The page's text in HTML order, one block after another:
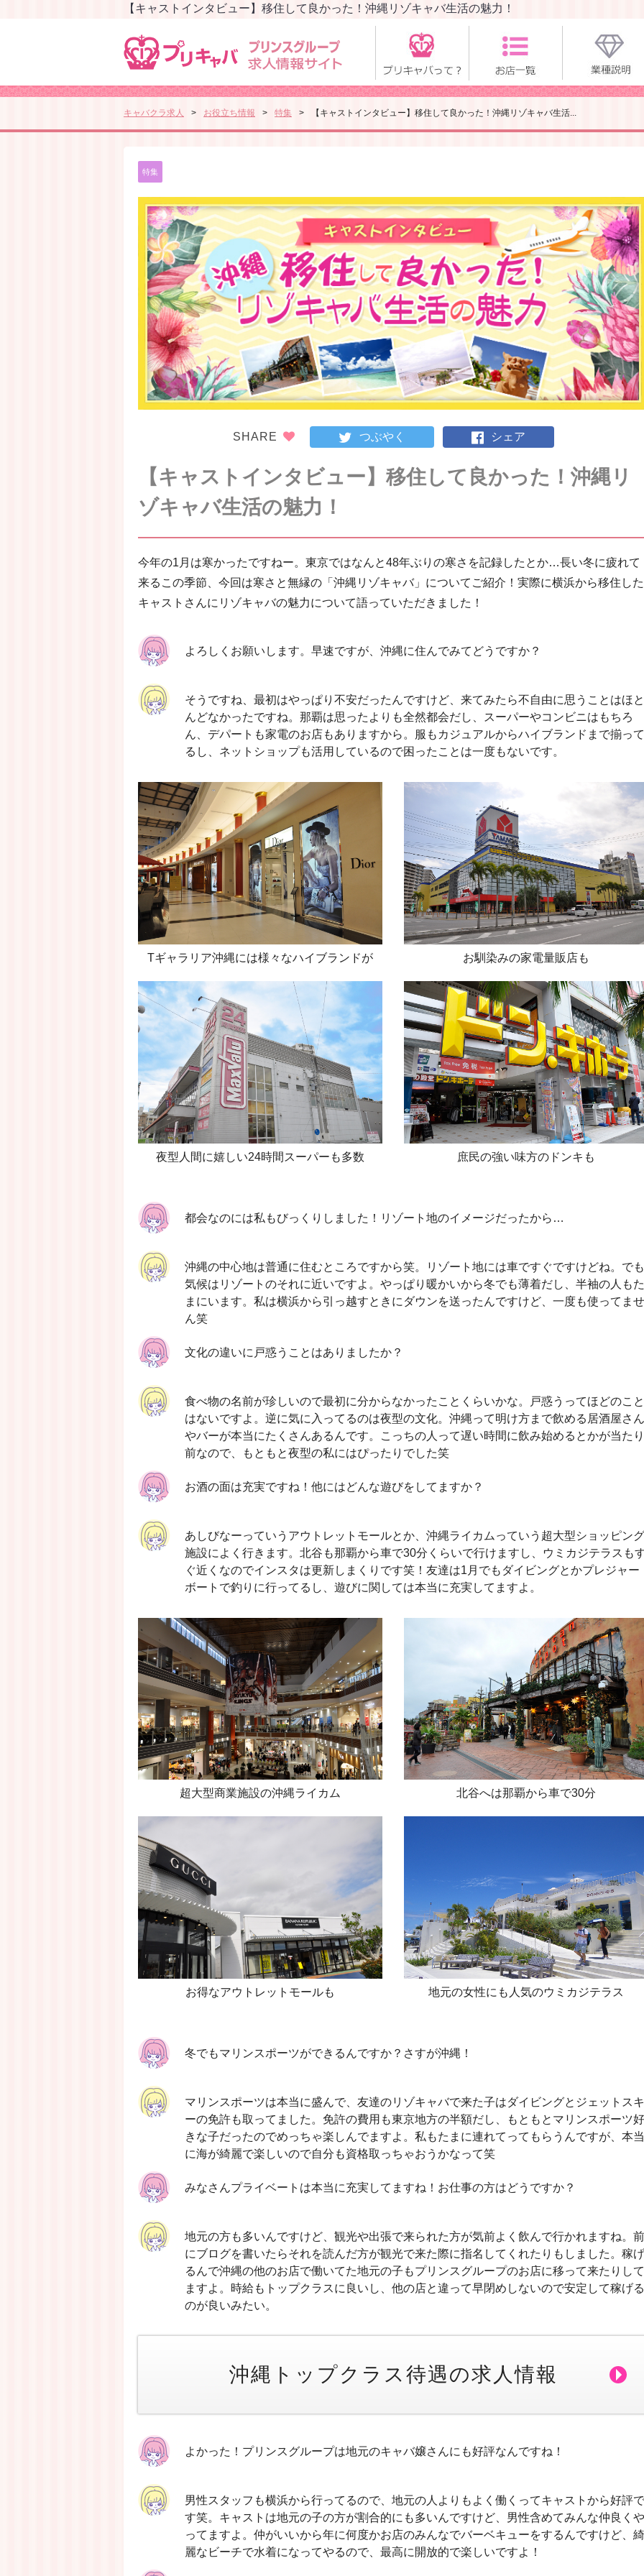
【キャストインタビュー】移住して良かった！沖縄リゾキャバ生活の魅力！
キャバクラ求人 お役立ち情報 特集 【キャストインタビュー】移住して良かった！沖縄リゾキャバ生活...
特集
SHARE つぶやく シェア
【キャストインタビュー】移住して良かった！沖縄リ
ゾキャバ生活の魅力！
今年の1月は寒かったですねー。東京ではなんと48年ぶりの寒さを記録したとか…長い冬に疲れて
来るこの季節、今回は寒さと無縁の「沖縄リゾキャバ」についてご紹介！実際に横浜から移住した
キャストさんにリゾキャバの魅力について語っていただきました！
よろしくお願いします。早速ですが、沖縄に住んでみてどうですか？
そうですね、最初はやっぱり不安だったんですけど、来てみたら不自由に思うことはほと
んどなかったですね。那覇は思ったよりも全然都会だし、スーパーやコンビニはもちろ
ん、デパートも家電のお店もありますから。服もカジュアルからハイブランドまで揃って
るし、ネットショップも活用しているので困ったことは一度もないです。
Tギャラリア沖縄には様々なハイブランドが お馴染みの家電量販店も
夜型人間に嬉しい24時間スーパーも多数 庶民の強い味方のドンキも
都会なのには私もびっくりしました！リゾート地のイメージだったから…
沖縄の中心地は普通に住むところですから笑。リゾート地には車ですぐですけどね。でも
気候はリゾートのそれに近いですよ。やっぱり暖かいから冬でも薄着だし、半袖の人もた
まにいます。私は横浜から引っ越すときにダウンを送ったんですけど、一度も使ってませ
ん笑
文化の違いに戸惑うことはありましたか？
食べ物の名前が珍しいので最初に分からなかったことくらいかな。戸惑うってほどのこと
はないですよ。逆に気に入ってるのは夜型の文化。沖縄って明け方まで飲める居酒屋さん
やバーが本当にたくさんあるんです。こっちの人って遅い時間に飲み始めるとかが当たり
前なので、もともと夜型の私にはぴったりでした笑
お酒の面は充実ですね！他にはどんな遊びをしてますか？
あしびなーっていうアウトレットモールとか、沖縄ライカムっていう超大型ショッピング
施設によく行きます。北谷も那覇から車で30分くらいで行けますし、ウミカジテラスも
ぐ近くなのでインスタは更新しまくりです笑！友達は1月でもダイビングとかプレジャー
ボートで釣りに行ってるし、遊びに関しては本当に充実してますよ。
超大型商業施設の沖縄ライカム 北谷へは那覇から車で30分
お得なアウトレットモールも 地元の女性にも人気のウミカジテラス
冬でもマリンスポーツができるんですか？さすが沖縄！
マリンスポーツは本当に盛んで、友達のリゾキャバで来た子はダイビングとジェットスキ
ーの免許も取ってました。免許の費用も東京地方の半額だし、もともとマリンスポーツ好
きな子だったのでめっちゃ楽しんでますよ。私もたまに連れてってもらうんですが、本当
に海が綺麗で楽しいので自分も資格取っちゃおうかなって笑
みなさんプライベートは本当に充実してますね！お仕事の方はどうですか？
地元の方も多いんですけど、観光や出張で来られた方が気前よく飲んで行かれますね。前
にブログを書いたらそれを読んだ方が観光で来た際に指名してくれたりもしました。稼げ
るんで沖縄の他のお店で働いてた地元の子もプリンスグループのお店に移って来たりして
ますよ。時給もトップクラスに良いし、他の店と違って早閉めしないので安定して稼げる
のが良いみたい。
沖縄トップクラス待遇の求人情報
よかった！プリンスグループは地元のキャバ嬢さんにも好評なんですね！
男性スタッフも横浜から行ってるので、地元の人よりもよく働くってキャストから好評で
す笑。キャストは地元の子の方が割合的にも多いんですけど、男性含めてみんな仲良くや
ってますよ。仲がいいから年に何度かお店のみんなでバーベキューをするんですけど、綺
麗なビーチで水着になってやるので、最高に開放的で楽しいですよ！